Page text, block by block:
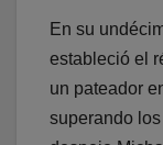
En su
estableció el
un pateador
superando